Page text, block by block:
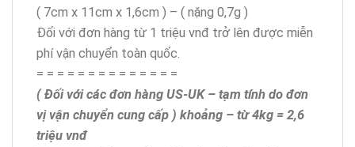
( 7cm x 11cm x 1,6cm ) – ( nặng 0,7g )
Đối với đơn hàng từ 1 triệu vnđ trở lên được miễn
phí vận chuyển toàn quốc.
= = = = = = = = = = = = = =
( Đối với các đơn hàng US-UK – tạm tính do đơn
vị vận chuyển cung cấp ) khoảng – từ 4kg = 2,6
triệu vnđ